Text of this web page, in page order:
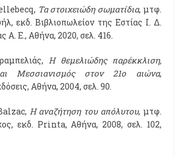
Τα στοιχειώδη σωματίδια, μτφ.
εκδ. Βιβλιοπωλείον της Εστίας Ι. Δ.
Α. Ε., Αθήνα, 2020, σελ. 416.
Η θεμελιώδης παρέκκλιση,
Μεσσιανισμός στον 21oαιώνα,
Αθήνα, 2004, σελ. 90.
Η αναζήτηση του απόλυτου, μτφ.
εκδ. Printa, Αθήνα, 2008, σελ. 102,